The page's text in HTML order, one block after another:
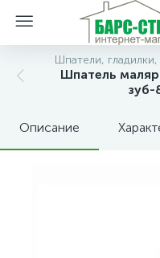
Шпатели,
Шпатель
зуб-
Описание